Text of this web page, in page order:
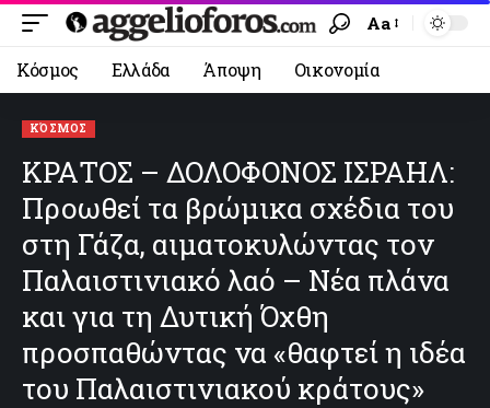
Aa
Κόσμος Ελλάδα Άποψη Οικονομία
ΚΌΣΜΟΣ
ΚΡΑΤΟΣ – ΔΟΛΟΦΟΝΟΣ ΙΣΡΑΗΛ:
Προωθεί τα βρώμικα σχέδια του
στη Γάζα, αιματοκυλώντας τον
Παλαιστινιακό λαό – Νέα πλάνα
και για τη Δυτική Όχθη
προσπαθώντας να «θαφτεί η ιδέα
του Παλαιστινιακού κράτους»